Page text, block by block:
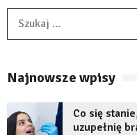
Najnowsze wpisy
Co się
uzupełnię